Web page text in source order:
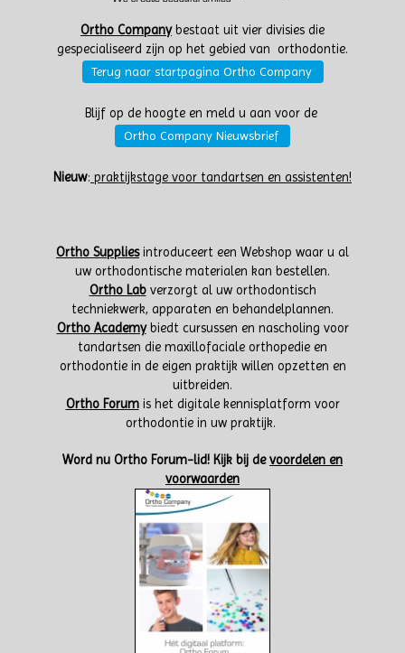
Ortho Companybestaat uit vier divisies die
gespecialiseerd zijn op het gebied van orthodontie.
Terug naar startpagina Ortho Company
Blijf op de hoogte en meld u aan voor de
Ortho Company Nieuwsbrief
Nieuw: praktijkstage voor tandartsen en assistenten!
Ortho Suppliesintroduceert een Webshop waar u al
uw orthodontische materialen kan bestellen.
Ortho Labverzorgt al uw orthodontisch
techniekwerk, apparaten en behandelplannen.
Ortho Academybiedt cursussen en nascholing voor
tandartsen die maxillofaciale orthopedie en
orthodontie in de eigen praktijk willen opzetten en
uitbreiden.
Ortho Forumis het digitale kennisplatform voor
orthodontie in uw praktijk.
Word nu Ortho Forum-lid! Kijk bij devoordelen en
voorwaarden